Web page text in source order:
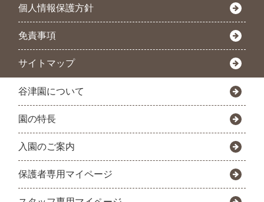
個人情報保護方針
免責事項
サイトマップ
谷津園について
園の特長
入園のご案内
保護者専用マイページ